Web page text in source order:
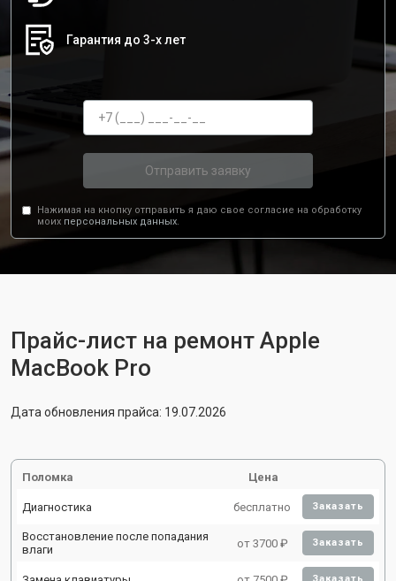
Гарантия до 3-х лет
Отправить заявку
Нажимая на кнопку отправить я даю свое согласие на обработку
моих персональных данных.
Прайс-лист на ремонт Apple
MacBook Pro
Дата обновления прайса: 19.07.2026
Поломка Цена
Диагностика бесплатно Заказать
Восстановление после попадания
влаги
от 3700 ₽ Заказать